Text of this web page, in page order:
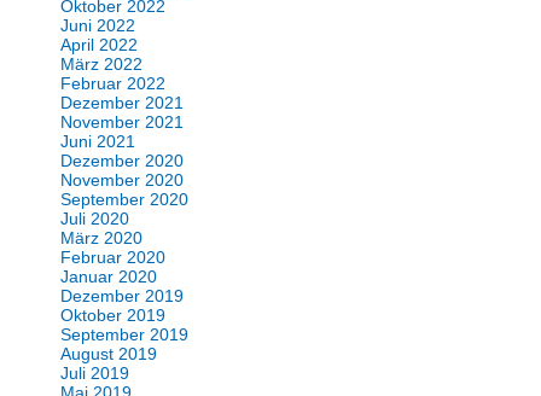
Oktober 2022
Juni 2022
April 2022
März 2022
Februar 2022
Dezember 2021
November 2021
Juni 2021
Dezember 2020
November 2020
September 2020
Juli 2020
März 2020
Februar 2020
Januar 2020
Dezember 2019
Oktober 2019
September 2019
August 2019
Juli 2019